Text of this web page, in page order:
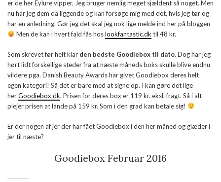
er de her Eylure vipper. Jeg bruger nemlig meget sjældent så noget. Men
nu har jeg dem da liggende og kan forsøge mig med det, hvis jeg tør og
har en anledning. Gør jeg det skal jeg nok lige melde ind her på bloggen
Men de kan i hvert fald fås hoslookfantastic.dk til 48 kr.
Som skrevet før helt klar den bedste Goodiebox til dato. Dog har jeg
hørt lidt forskellige steder fra at næste måneds boks skulle blive endnu
vildere pga. Danish Beauty Awards har givet Goodiebox deres helt
egen kategori! Så det er bare med at signe op. I kan gøre det lige
herGoodiebox.dk, Prisen for deres box er 119 kr. eksl. fragt. Så i alt
plejer prisen at lande på 159 kr. Som i den grad kan betale sig!
Er der nogen af jer der har fået Goodiebox i den her måned og glæder i
jer til næste?
Goodiebox Februar 2016